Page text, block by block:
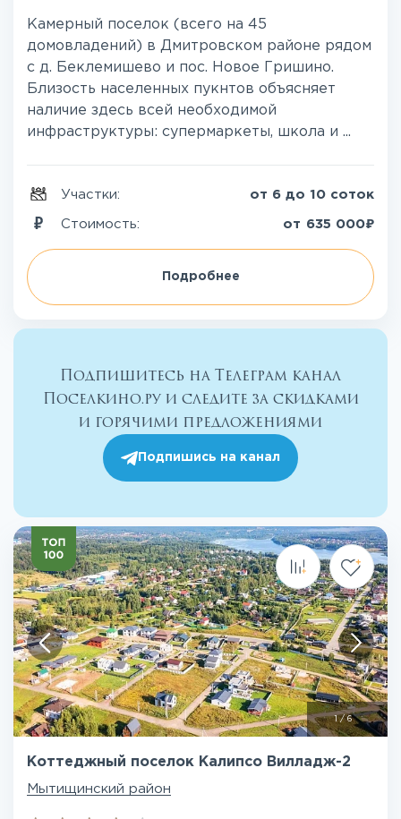
Камерный поселок (всего на 45
домовладений) в Дмитровском районе рядом
с д. Беклемишево и пос. Новое Гришино.
Близость населенных пукнтов объясняет
наличие здесь всей необходимой
инфраструктуры: супермаркеты, школа и ...
Участки: от 6 до 10 соток
Стоимость: от 635 000₽
Подробнее
Подпишитесь на Телеграм канал
Поселкино.ру и следите за скидками
и горячими предложениями
Подпишись на канал
1 /6
Коттеджный поселок Калипсо Вилладж-2
Мытищинский район